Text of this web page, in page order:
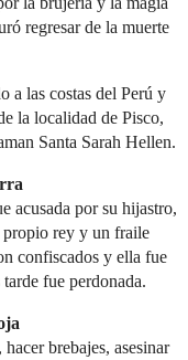
regresar de la muerte
a las costas del Perú y
la localidad de Pisco,
Santa Sarah Hellen.
acusada por su hijastro,
rey y un fraile
confiscados y ella fue
fue perdonada.
brebajes, asesinar